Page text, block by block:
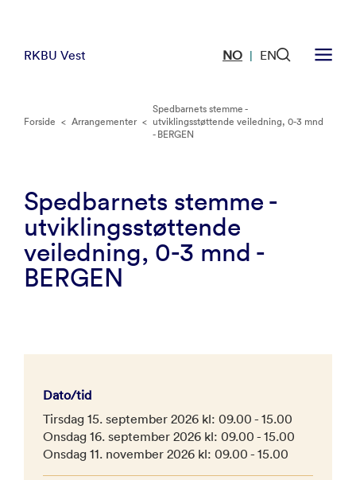
RKBU Vest NO | EN
Forside < Arrangementer <
Spedbarnets stemme -
utviklingsstøttende veiledning, 0-3 mnd
- BERGEN
Spedbarnets stemme -
utviklingsstøttende
veiledning, 0-3 mnd -
BERGEN
Dato/tid
Tirsdag 15. september 2026 kl: 09.00 - 15.00
Onsdag 16. september 2026 kl: 09.00 - 15.00
Onsdag 11. november 2026 kl: 09.00 - 15.00